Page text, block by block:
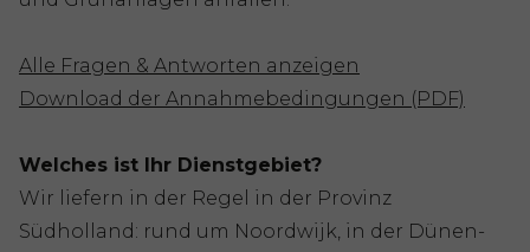
Alle Fragen & Antworten anzeigen
Download der Annahmebedingungen (PDF)
Welches ist Ihr Dienstgebiet?
Wir liefern in der Regel in der Provinz
Südholland: rund um Noordwijk, in der Dünen-